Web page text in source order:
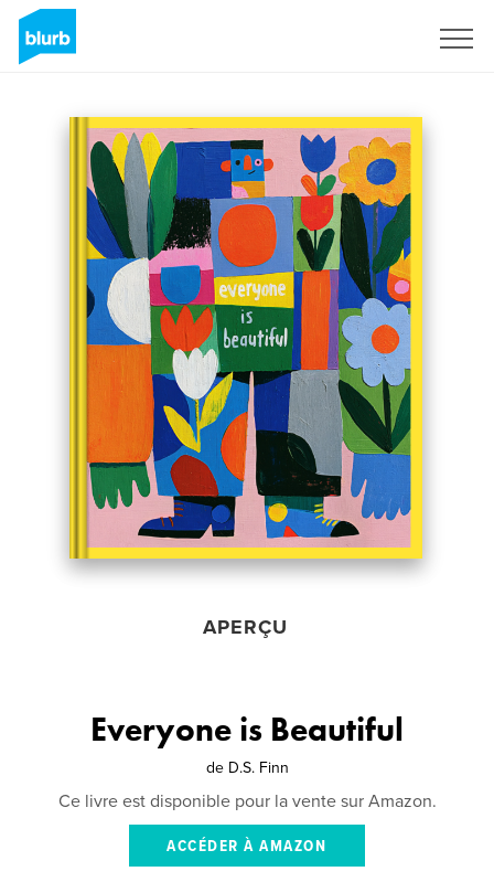
APERÇU
Everyone is Beautiful
de D.S. Finn
Ce livre est disponible pour la vente sur Amazon.
ACCÉDER À AMAZON